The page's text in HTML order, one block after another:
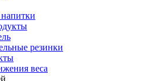
резинки
веса